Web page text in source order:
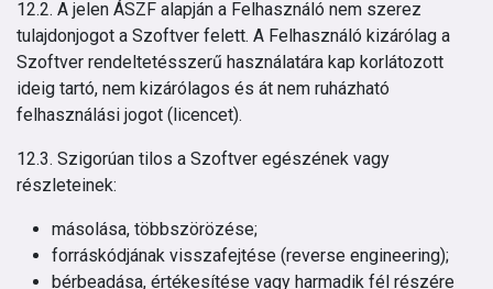
12.2. A jelen ÁSZF alapján a Felhasználó nem szerez
tulajdonjogot a Szoftver felett. A Felhasználó kizárólag a
Szoftver rendeltetésszerű használatára kap korlátozott
ideig tartó, nem kizárólagos és át nem ruházható
felhasználási jogot (licencet).
12.3. Szigorúan tilos a Szoftver egészének vagy
részleteinek:
másolása, többszörözése;
forráskódjának visszafejtése (reverse engineering);
bérbeadása, értékesítése vagy harmadik fél részére